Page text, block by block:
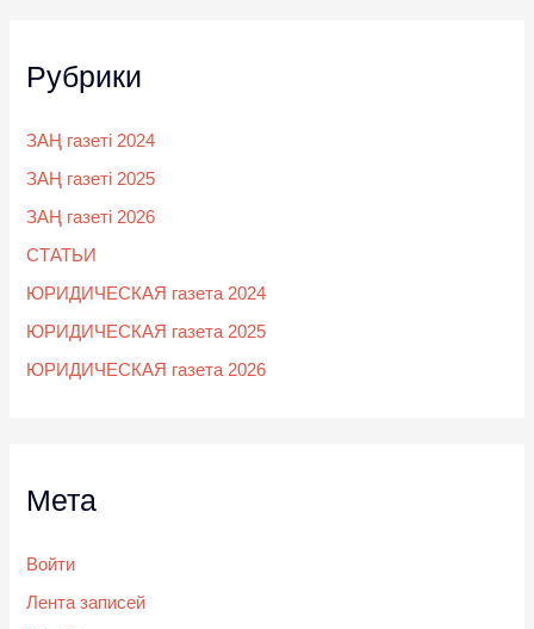
Рубрики
ЗАҢ газеті 2024
ЗАҢ газеті 2025
ЗАҢ газеті 2026
СТАТЬИ
ЮРИДИЧЕСКАЯ газета 2024
ЮРИДИЧЕСКАЯ газета 2025
ЮРИДИЧЕСКАЯ газета 2026
Мета
Войти
Лента записей